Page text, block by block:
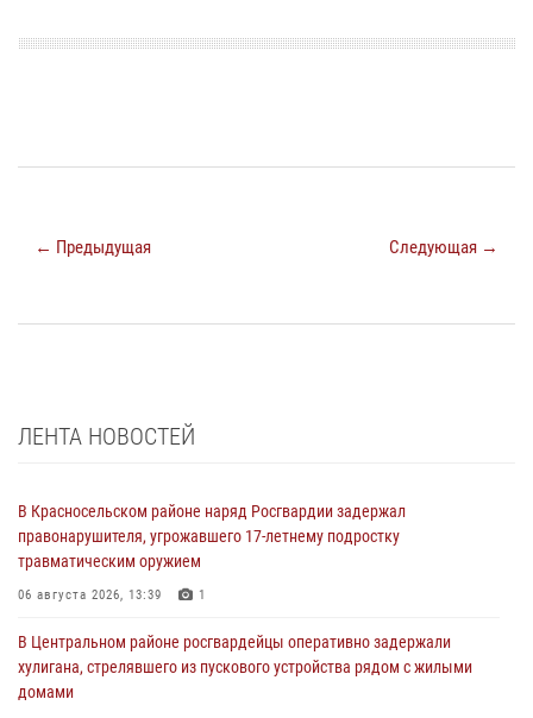
← Предыдущая Следующая →
ЛЕНТА НОВОСТЕЙ
В Красносельском районе наряд Росгвардии задержал
правонарушителя, угрожавшего 17-летнему подростку
травматическим оружием
06 августа 2026, 13:39 1
В Центральном районе росгвардейцы оперативно задержали
хулигана, стрелявшего из пускового устройства рядом с жилыми
домами